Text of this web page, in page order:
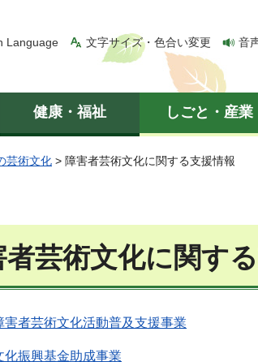
Language 文字サイズ・色合い変更 音
健康・福祉 しごと・産業
芸術文化 > 障害者芸術文化に関する支援情報
者芸術文化に関す
害者芸術文化活動普及支援事業
化振興基金助成事業